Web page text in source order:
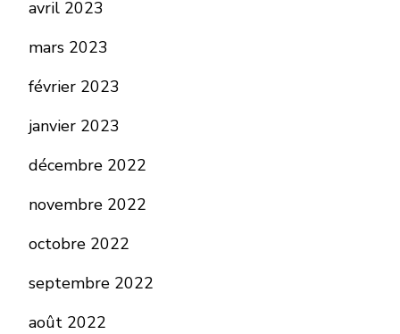
avril 2023
mars 2023
février 2023
janvier 2023
décembre 2022
novembre 2022
octobre 2022
septembre 2022
août 2022